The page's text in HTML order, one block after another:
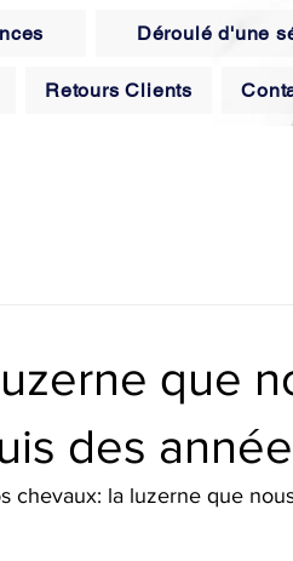
Déroulé d'une
Retours Clients
que
des
chevaux: la luzerne que